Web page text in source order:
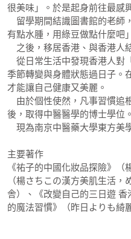
第2章◉
春夏秋冬的季節湯品︙034
說明各季的特徵、五臟、五色
以及推薦食材、ＮＧ食材
「悠然」迎暖春︙036
● 微酸的「菲式酸湯」風味雞
● 澳門名菜「薯蓉青菜湯」風
「清爽」過炎夏︙042
● 清爽義式蔬菜湯︙045／047
「從容」安度涼秋︙048
● 山藥泥湯︙050／053
● 秋季藥膳味噌湯︙051／053
「暖烘烘」抗寒冬︙054
很美味」。於是起身前往最感
留學期間結識圖書館的老師
有點水腫，用綠豆做點什麼吧
之後，移居香港、與香港人
從日常生活中發現香港人對
季節轉變與身體狀態過日子。
才能讓自己健康又美麗。
由於個性使然，凡事習慣追
後，取得中醫醫學的博士學位。
現為南京中醫藥大學東方美
主要著作
《祐子的中國化妝品探險》
（楊さちこの漢方美肌生活
舎）、《改變自己的三日遊
的魔法習慣》（昨日よりも綺